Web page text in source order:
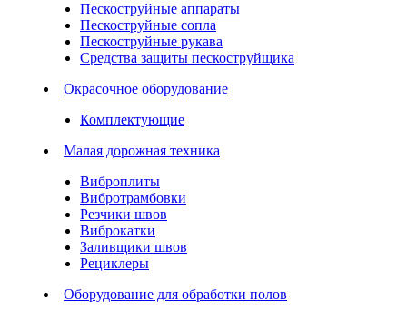
Пескоструйные аппараты
Пескоструйные сопла
Пескоструйные рукава
Средства защиты пескоструйщика
Окрасочное оборудование
Комплектующие
Малая дорожная техника
Виброплиты
Вибротрамбовки
Резчики швов
Виброкатки
Заливщики швов
Рециклеры
Оборудование для обработки полов